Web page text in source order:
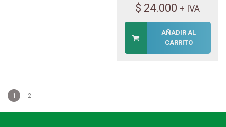
$ 24.000 + IVA
AÑADIR AL
CARRITO
1 2